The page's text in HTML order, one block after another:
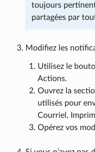
toujours
partagées par
Modifiez les
Utilisez le
Actions.
Ouvrez la
utilisés pour
Courriel,
Opérez vos